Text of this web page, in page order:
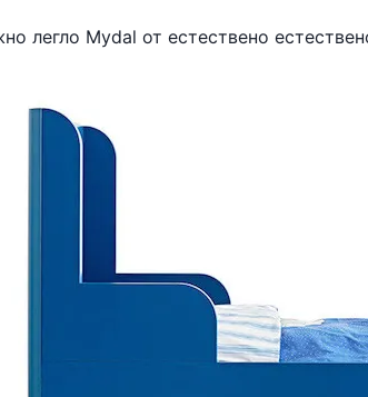
легло Mydal от естествено